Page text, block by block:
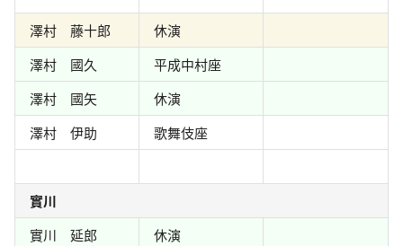
澤村 藤十郎
休演
澤村 國久
平成中村座
澤村 國矢
休演
澤村 伊助
歌舞伎座
實川
實川 延郎
休演